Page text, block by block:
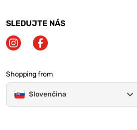
SLEDUJTE NÁS
Shopping from
Slovenčina